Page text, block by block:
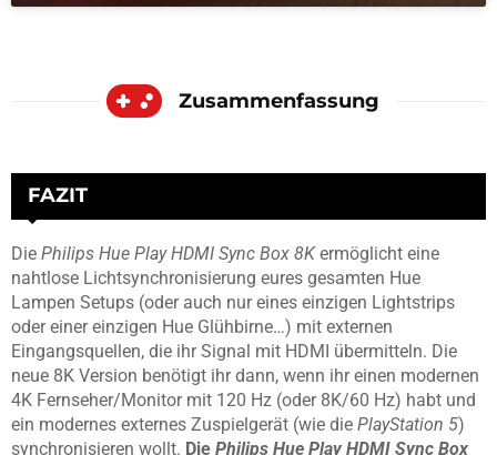
Zusammenfassung
FAZIT
Die Philips Hue Play HDMI Sync Box 8Kermöglicht eine
nahtlose Lichtsynchronisierung eures gesamten Hue
Lampen Setups (oder auch nur eines einzigen Lightstrips
oder einer einzigen Hue Glühbirne…) mit externen
Eingangsquellen, die ihr Signal mit HDMI übermitteln. Die
neue 8K Version benötigt ihr dann, wenn ihr einen modernen
4K Fernseher/Monitor mit 120 Hz (oder 8K/60 Hz) habt und
ein modernes externes Zuspielgerät (wie die PlayStation 5)
synchronisieren wollt. Die Philips Hue Play HDMI Sync Box